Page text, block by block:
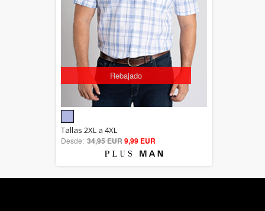
Rebajado
5.00
out of 5
Tallas 2XL a 4XL
Desde: 34,95 EUR9,99 EUR